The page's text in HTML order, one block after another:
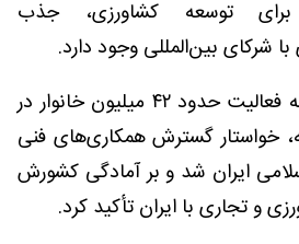
توسعه کشاورزی، جذب
شرکای بین‌المللی وجود دارد.
وی همچنین با اشاره به فعالیت حدود ۴۲ میلیون خانوار در
خواستار گسترش همکاری‌های فنی
ایران شد و بر آمادگی کشورش
و تجاری با ایران تأکید کرد.